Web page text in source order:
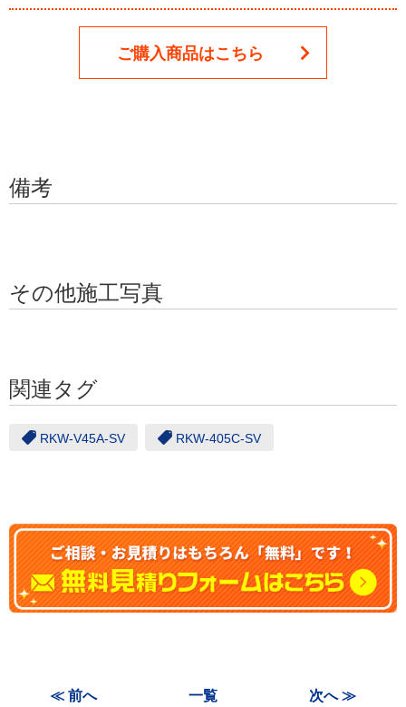
ご購入商品はこちら
備考
その他施工写真
関連タグ
RKW-V45A-SV RKW-405C-SV
≪ 前へ 一覧 次へ ≫